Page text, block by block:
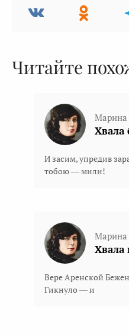
Читайте
Марина
Хвала
И засим, упредив
тобою — мили!
Марина
Хвала
Вере Аренской
Гикнуло — и